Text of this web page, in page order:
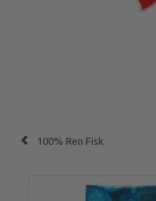
100% Ren Fisk